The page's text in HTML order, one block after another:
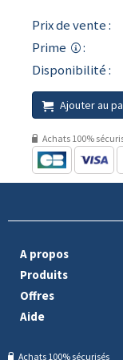
Prix de vente :
Prime
:
Disponibilité :
Ajouter au
Achats 100%
A propos
Produits
Offres
Aide
Achats 100% sécurisés